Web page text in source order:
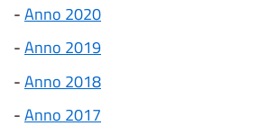
-Anno 2020
-Anno 2019
-Anno 2018
-Anno 2017